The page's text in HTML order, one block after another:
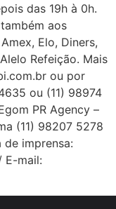
das 19h à 0h.
aos
Elo, Diners,
Refeição. Mais
ou por
ou (11) 98974
PR Agency –
(11) 98207 5278
de imprensa:
E-mail: